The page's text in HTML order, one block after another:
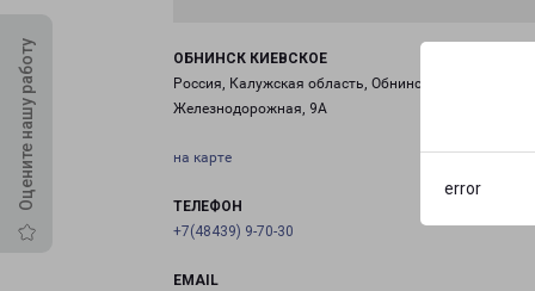
error
Оцените нашу работу
ОБНИНСК КИЕВСКОЕ
Россия, Калужская область, Обнинск, ул.
Железнодорожная, 9А
на карте
ТЕЛЕФОН
+7(48439) 9-70-30
EMAIL